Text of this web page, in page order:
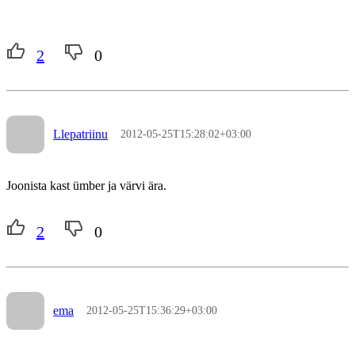
2 0
Llepatriinu 2012-05-25T15:28:02+03:00
Joonista kast ümber ja värvi ära.
2 0
ema 2012-05-25T15:36:29+03:00